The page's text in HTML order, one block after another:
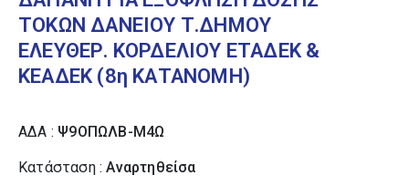
ΤΟΚΩΝ ΔΑΝΕΙΟΥ Τ.ΔΗΜΟΥ
ΕΛΕΥΘΕΡ. ΚΟΡΔΕΛΙΟΥ ΕΤΑΔΕΚ &
ΚΕΑΔΕΚ (8η ΚΑΤΑΝΟΜΗ)
ΑΔΑ : Ψ9ΟΠΩΛΒ-Μ4Ω
Κατάσταση :Αναρτηθείσα